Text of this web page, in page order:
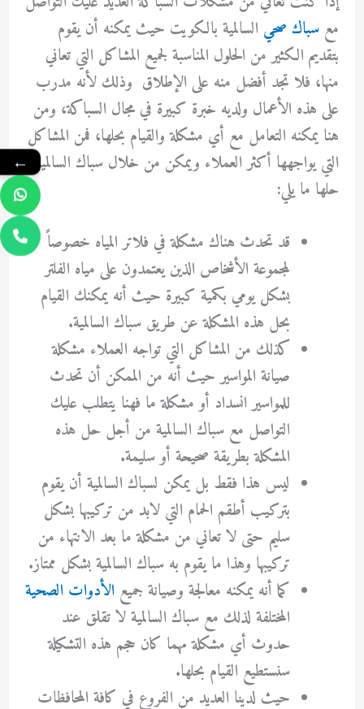
مع سباك صحي السالمية بالكويت حيث يمكنه أن يقوم
بتقديم الكثير من الحلول المناسبة لجميع المشاكل التي تعاني
منها، فلا تجد أفضل منه على الإطلاق وذلك لأنه مدرب
على هذه الأعمال ولديه خبرة كبيرة في مجال السباكة، ومن
هنا يمكنه التعامل مع أي مشكلة والقيام بحلها، فمن المشاكل
التي يواجهها أكثر العملاء ويمكن من خلال سباك السالمية
حلها ما يلي:
قد تحدث هناك مشكلة في فلاتر المياه خصوصاً
لمجموعة الأشخاص الذين يعتمدون على مياه الفلتر
بشكل يومي بكمية كبيرة حيث أنه يمكنك القيام
بحل هذه المشكلة عن طريق سباك السالمية.
كذلك من المشاكل التي تواجه العملاء مشكلة
صيانة المواسير حيث أنه من الممكن أن تحدث
للمواسير انسداد أو مشكلة ما فهنا يتطلب عليك
التواصل مع سباك السالمية من أجل حل هذه
المشكلة بطريقة صحيحة أو سليمة.
ليس هذا فقط بل يمكن لسباك السالمية أن يقوم
بتركيب أطقم الحمام التي لابد من تركيبها بشكل
سليم حتى لا تعاني من مشكلة ما بعد الانتهاء من
تركيبها وهذا ما يقوم به سباك السالمية بشكل ممتاز.
كما أنه يمكنه معالجة وصيانة جميع الأدوات الصحية
المختلفة لذلك مع سباك السالمية لا تقلق عند
حدوث أي مشكلة مهما كان حجم هذه التشكيلة
سنستطيع القيام بحلها.
حيث لدينا العديد من الفروع في كافة المحافظات
←